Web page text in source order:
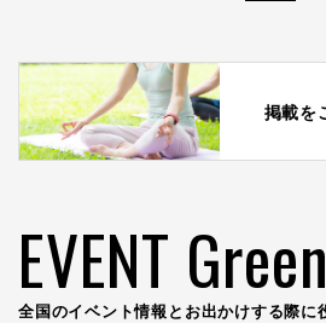
掲載を
EVENT
全国のイベント情報とお出かけする際に